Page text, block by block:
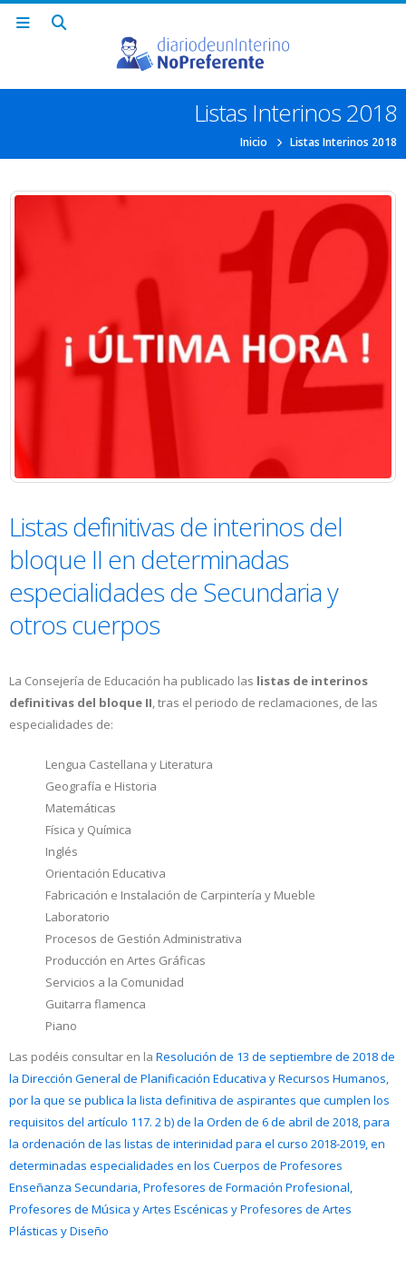
Listas Interinos 2018
Inicio Listas Interinos 2018
Listas definitivas de interinos del
bloque II en determinadas
especialidades de Secundaria y
otros cuerpos
La Consejería de Educación ha publicado las listas de interinos
definitivas del bloque II, tras el periodo de reclamaciones, de las
especialidades de:
Lengua Castellana y Literatura
Geografía e Historia
Matemáticas
Física y Química
Inglés
Orientación Educativa
Fabricación e Instalación de Carpintería y Mueble
Laboratorio
Procesos de Gestión Administrativa
Producción en Artes Gráficas
Servicios a la Comunidad
Guitarra flamenca
Piano
Las podéis consultar en la Resolución de 13 de septiembre de 2018 de
la Dirección General de Planificación Educativa y Recursos Humanos,
por la que se publica la lista definitiva de aspirantes que cumplen los
requisitos del artículo 117. 2 b) de la Orden de 6 de abril de 2018, para
la ordenación de las listas de interinidad para el curso 2018-2019, en
determinadas especialidades en los Cuerpos de Profesores
Enseñanza Secundaria, Profesores de Formación Profesional,
Profesores de Música y Artes Escénicas y Profesores de Artes
Plásticas y Diseño